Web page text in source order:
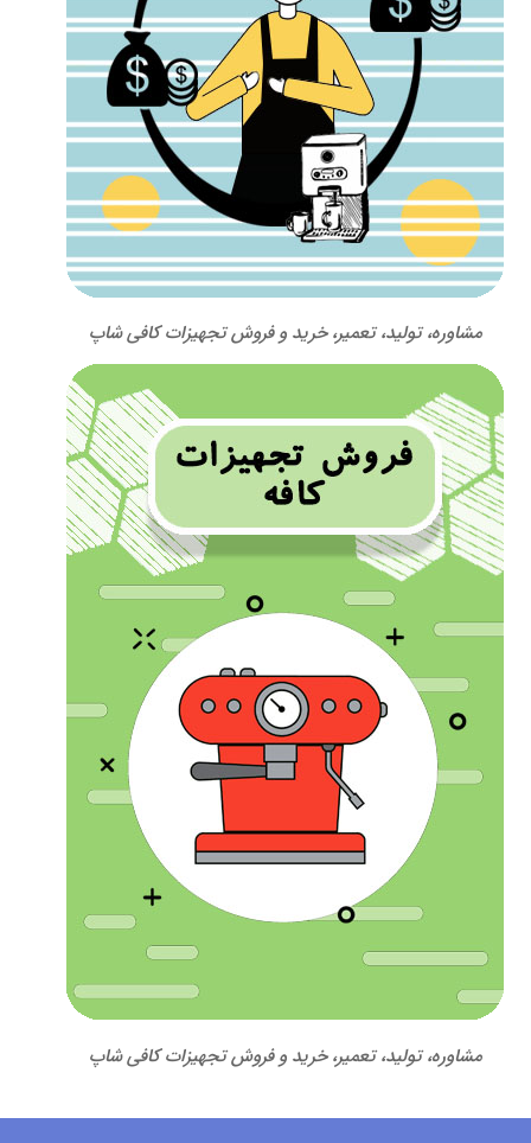
مشاوره، تولید، تعمیر، خرید و فروش تجهیزات کافی شاپ
مشاوره، تولید، تعمیر، خرید و فروش تجهیزات کافی شاپ